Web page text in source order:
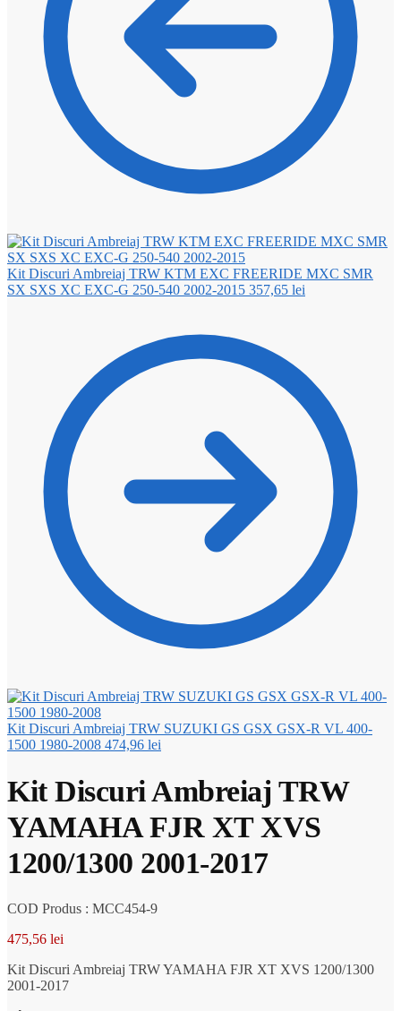
Kit Discuri Ambreiaj TRW KTM EXC FREERIDE MXC SMR
SX SXS XC EXC-G 250-540 2002-2015 357,65 lei
Kit Discuri Ambreiaj TRW SUZUKI GS GSX GSX-R VL 400-
1500 1980-2008 474,96 lei
Kit Discuri Ambreiaj TRW
YAMAHA FJR XT XVS
1200/1300 2001-2017
COD Produs : MCC454-9
475,56 lei
Kit Discuri Ambreiaj TRW YAMAHA FJR XT XVS 1200/1300
2001-2017